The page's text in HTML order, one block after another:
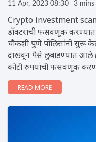
11 Apr, 2023 08:30 3 mins
Crypto investment scam
डॉक्टरांची फसवणूक करण्यात
चौकशी पुणे पोलिसांनी सुरू
दाखवून पैसे लुबाडण्यात आले
कोटी रुपयांची फसवणूक
READ MORE